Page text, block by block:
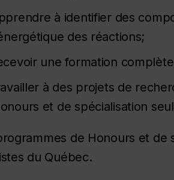
à identifier des
des réactions;
une formation
à des projets de
et de spécialisation
de Honours et de
du Québec.